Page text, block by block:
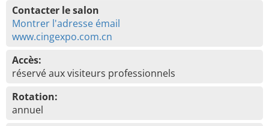
Contacter le salon
Montrer l'adresse émail
www.cingexpo.com.cn
Accès:
réservé aux visiteurs professionnels
Rotation:
annuel